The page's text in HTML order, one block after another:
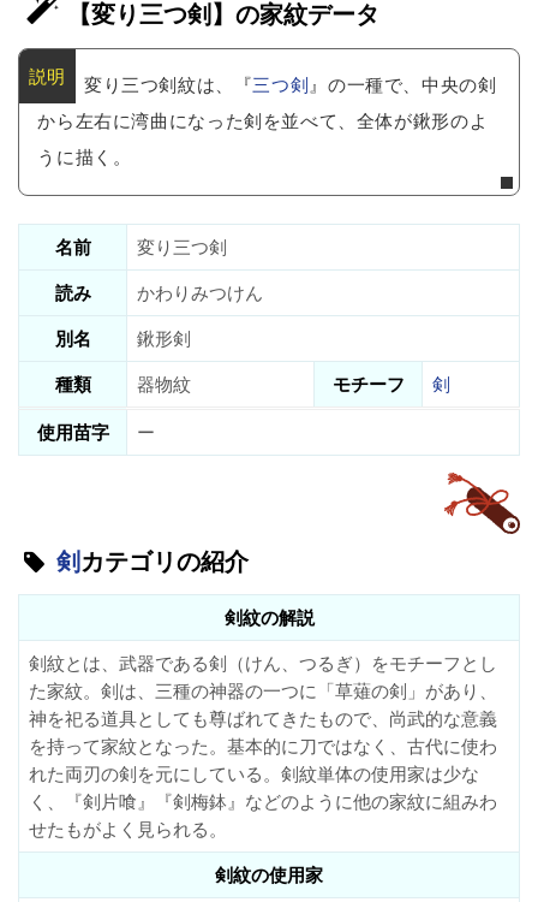
【変り三つ剣】の家紋データ
変り三つ剣紋は、『三つ剣』の一種で、中央の剣
から左右に湾曲になった剣を並べて、全体が鍬形のよ
うに描く。
名前
変り三つ剣
読み
かわりみつけん
別名
鍬形剣
種類
器物紋 モチーフ
剣
使用苗字
ー
剣 カテゴリの紹介
剣紋の解説
剣紋とは、武器である剣（けん、つるぎ）をモチーフとし
た家紋。剣は、三種の神器の一つに「草薙の剣」があり、
神を祀る道具としても尊ばれてきたもので、尚武的な意義
を持って家紋となった。基本的に刀ではなく、古代に使わ
れた両刃の剣を元にしている。剣紋単体の使用家は少な
く、『剣片喰』『剣梅鉢』などのように他の家紋に組みわ
せたもがよく見られる。
剣紋の使用家